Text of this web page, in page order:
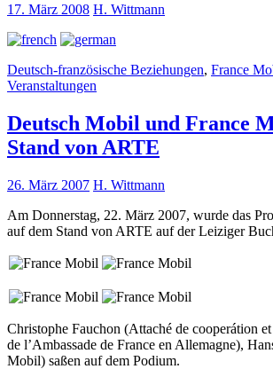
17. März 2008 H. Wittmann
Deutsch-französische Beziehungen, France
Veranstaltungen
Deutsch Mobil und France
Stand von ARTE
26. März 2007 H. Wittmann
Am Donnerstag, 22. März 2007, wurde das
auf dem Stand von ARTE auf der Leiziger
Christophe Fauchon (Attaché de cooperátion
de l’Ambassade de France en Allemagne),
Mobil) saßen auf dem Podium.